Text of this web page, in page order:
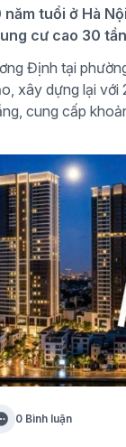
năm tuổi ở Hà
cư cao 30
Định tại
xây dựng lại với
cung cấp
0 Bình luận